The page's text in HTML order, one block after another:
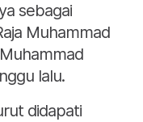
sebagai
Muhammad
lalu.
didapati